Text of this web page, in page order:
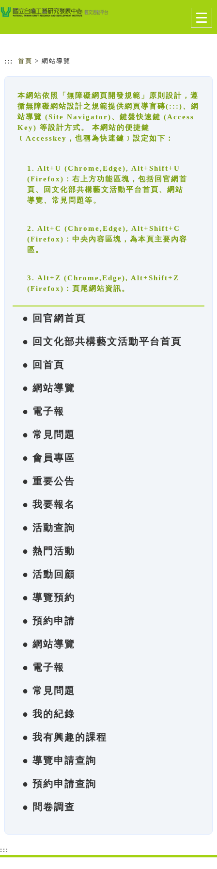
跳到主要內容
網站導覽
::: 首頁 > 網站導覽
本網站依照「無障礙網頁開發規範」原則設計，遵
循無障礙網站設計之規範提供網頁導盲磚(:::)、網
站導覽 (Site Navigator)、鍵盤快速鍵 (Access
Key) 等設計方式。 本網站的便捷鍵
﹝Accesskey，也稱為快速鍵﹞設定如下：
1. Alt+U (Chrome,Edge), Alt+Shift+U
(Firefox)：右上方功能區塊，包括回官網首
頁、回文化部共構藝文活動平台首頁、網站
導覽、常見問題等。
2. Alt+C (Chrome,Edge), Alt+Shift+C
(Firefox)：中央內容區塊，為本頁主要內容
區。
3. Alt+Z (Chrome,Edge), Alt+Shift+Z
(Firefox)：頁尾網站資訊。
● 回官網首頁
● 回文化部共構藝文活動平台首頁
● 回首頁
● 網站導覽
● 電子報
● 常見問題
● 會員專區
● 重要公告
● 我要報名
● 活動查詢
● 熱門活動
● 活動回顧
● 導覽預約
● 預約申請
● 網站導覽
● 電子報
● 常見問題
● 我的紀錄
● 我有興趣的課程
● 導覽申請查詢
● 預約申請查詢
● 問卷調查
:::